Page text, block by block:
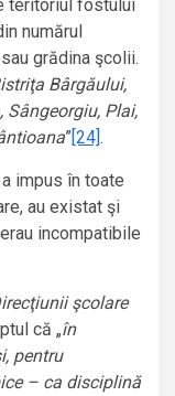
teritoriul fostului
numărul
grădina şcolii.
Bârgăului,
Sângeorgiu, Plai,
” [24] .
impus în toate
au existat şi
incompatibile
şcolare
că „în
pentru
– ca disciplină